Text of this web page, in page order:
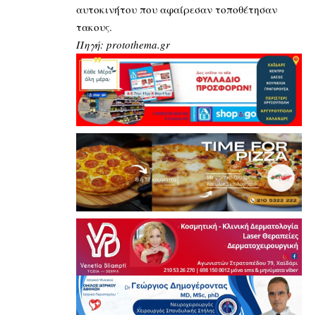
αυτοκινήτου που αφαίρεσαν τοποθέτησαν
τακους.
Πηγή: protothema.gr